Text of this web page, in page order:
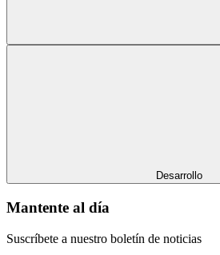
Desarrollo
Mantente al día
Suscríbete a nuestro boletín de noticias